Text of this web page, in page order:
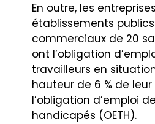
En outre, les
établissements
commerciaux de 20
ont l’obligation
travailleurs en
hauteur de 6 % de
l’obligation d’emploi
handicapés (OETH).